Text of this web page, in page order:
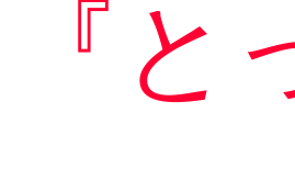
『と